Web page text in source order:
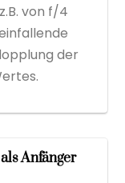
von f/4
der
Anfänger